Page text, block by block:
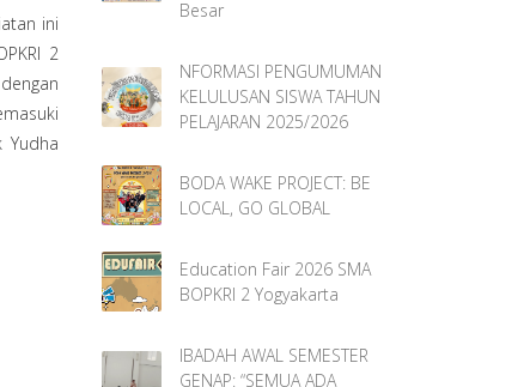
ini
2
Besar
NFORMASI PENGUMUMAN
KELULUSAN SISWA TAHUN
PELAJARAN 2025/2026
BODA WAKE PROJECT: BE
LOCAL, GO GLOBAL
Education Fair 2026 SMA
BOPKRI 2 Yogyakarta
IBADAH AWAL SEMESTER
GENAP: “SEMUA ADA